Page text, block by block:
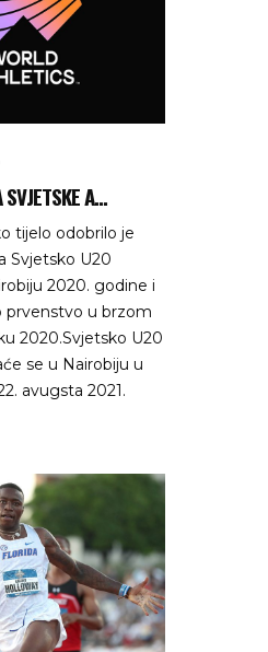
A...
tijelo odobrilo je
Svjetsko U20
2020. godine i
prvenstvo u brzom
2020.Svjetsko U20
se u Nairobiju u
avugsta 2021.